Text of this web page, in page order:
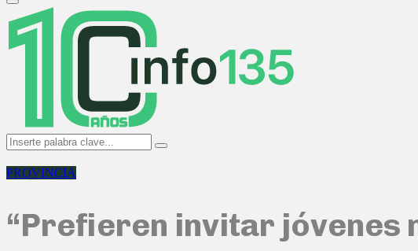
Primary
Menu
Search
for:
Search
PROVINCIA
“Prefieren invitar jóvenes